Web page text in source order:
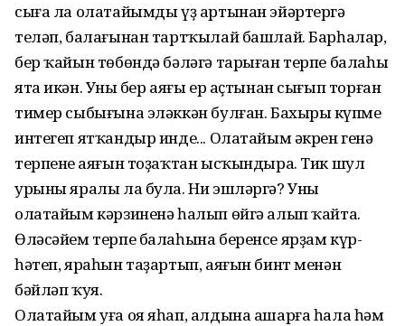
сыға ла олатайымды үҙ артынан эйәртергә
теләп, балағынан тартҡылай башлай. Барһалар,
бер ҡайын төбөндә бәләгә тарыған терпе балаһы
ята икән. Уның бер аяғы ер аҫтынан сығып торған
тимер сыбығына эләккән булған. Бахырың күпме
интегеп ятҡандыр инде... Олатайым әкрен генә
терпенең аяғын тоҙаҡтан ысҡындыра. Тик шул
урыны яралы ла була. Ни эшләргә? Уны
олатайым кәрзиненә һалып өйгә алып ҡайта.
Өләсәйем терпе балаһына беренсе ярҙам күр­
һәтеп, яраһын таҙартып, аяғын бинт менән
бәйләп ҡуя.
Олатайым уға оя яһап, алдына ашарға һала һәм